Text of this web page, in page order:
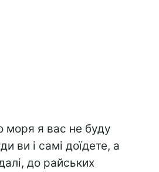
моря я вас не буду
ви і самі доїдете, а
до райських